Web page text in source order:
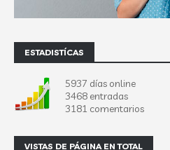
ESTADISTÍCAS
5937 días online
3468 entradas
3181 comentarios
VISTAS DE PÁGINA EN TOTAL